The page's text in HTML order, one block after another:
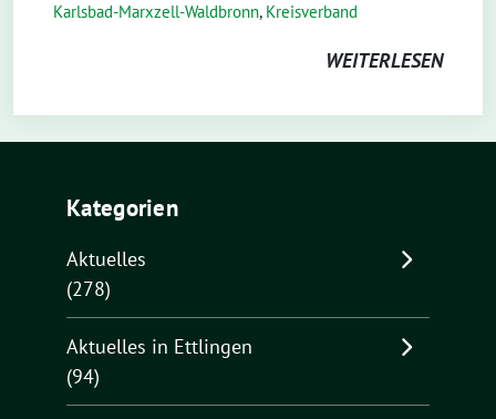
Karlsbad-Marxzell-Waldbronn, Kreisverband
WEITERLESEN
Kategorien
Aktuelles
(278)
Aktuelles in Ettlingen
(94)